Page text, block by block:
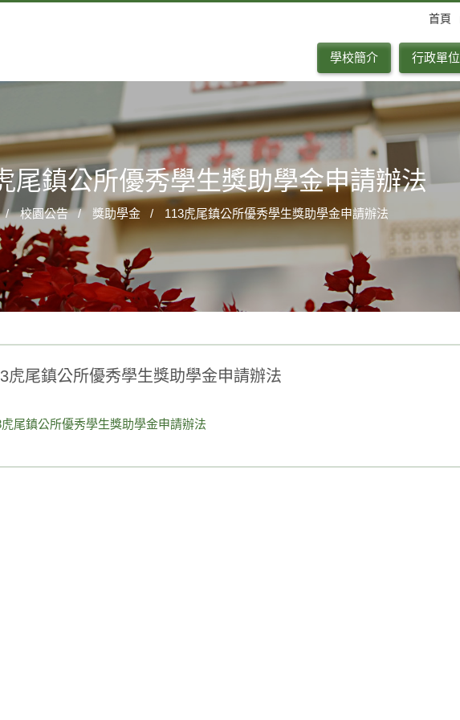
首頁
學校簡介 行政單位
尾鎮公所優秀學生獎助學金申請辦法
校園公告 獎助學金 113虎尾鎮公所優秀學生獎助學金申請辦法
虎尾鎮公所優秀學生獎助學金申請辦法
虎尾鎮公所優秀學生獎助學金申請辦法